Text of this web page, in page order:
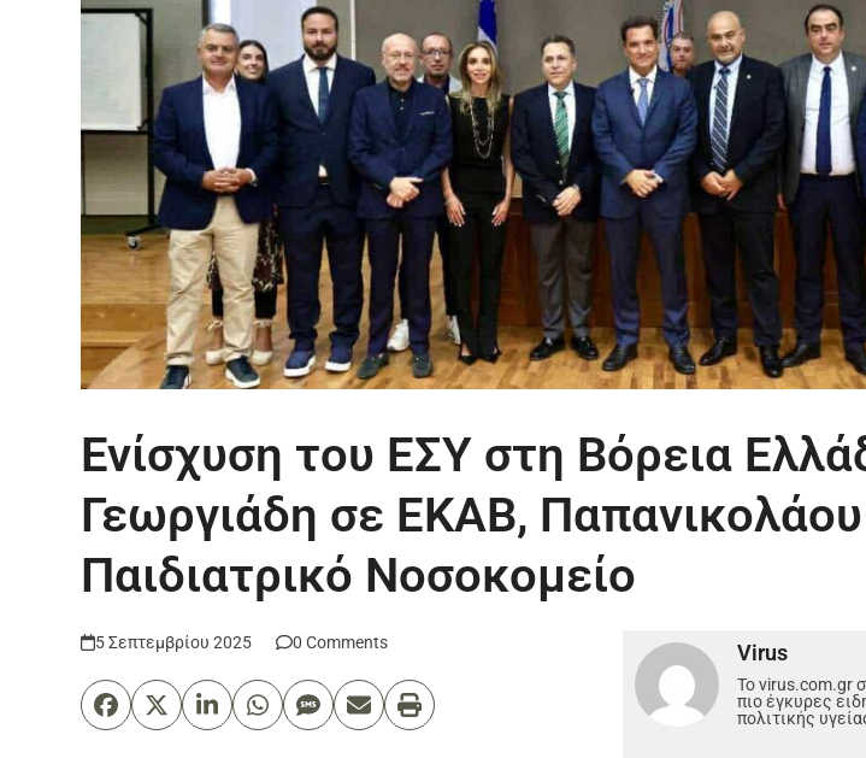
Ενίσχυση του ΕΣΥ στη Βόρεια
Γεωργιάδη σε ΕΚΑΒ, Παπανικολάου
Παιδιατρικό Νοσοκομείο
5 Σεπτεμβρίου 2025 0 Comments Virus
Το virus.com.gr
πιο έγκυρες
πολιτικής